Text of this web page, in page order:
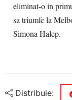
eliminat-o in
sa triumfe la
Simona Halep.
Distribuie: